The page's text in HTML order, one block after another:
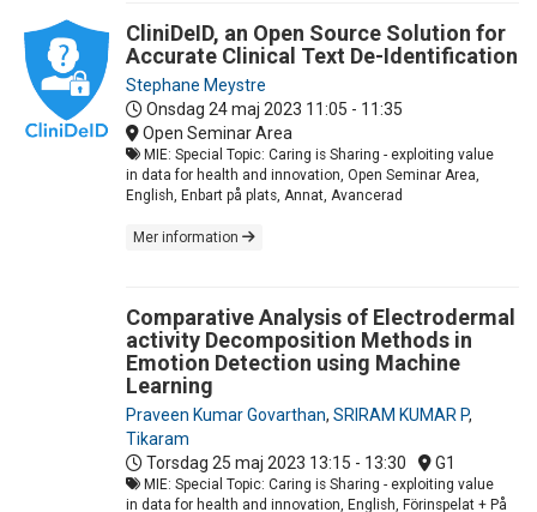
CliniDeID, an Open Source Solution for
Accurate Clinical Text De-Identification
Stephane Meystre
Onsdag 24 maj 2023 11:05 - 11:35
Open Seminar Area
MIE: Special Topic: Caring is Sharing - exploiting value
in data for health and innovation, Open Seminar Area,
English, Enbart på plats, Annat, Avancerad
Mer information
Comparative Analysis of Electrodermal
activity Decomposition Methods in
Emotion Detection using Machine
Learning
Praveen Kumar Govarthan, SRIRAM KUMAR P,
Tikaram
Torsdag 25 maj 2023 13:15 - 13:30 G1
MIE: Special Topic: Caring is Sharing - exploiting value
in data for health and innovation, English, Förinspelat + På